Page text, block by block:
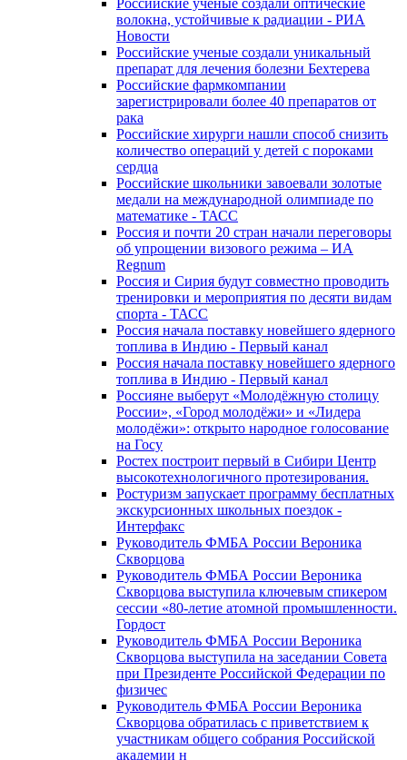
Российские ученые создали оптические
волокна, устойчивые к радиации - РИА
Новости
Российские ученые создали уникальный
препарат для лечения болезни Бехтерева
Российские фармкомпании
зарегистрировали более 40 препаратов от
рака
Российские хирурги нашли способ снизить
количество операций у детей с пороками
сердца
Российские школьники завоевали золотые
медали на международной олимпиаде по
математике - ТАСС
Россия и почти 20 стран начали переговоры
об упрощении визового режима – ИА
Regnum
Россия и Сирия будут совместно проводить
тренировки и мероприятия по десяти видам
спорта - ТАСС
Россия начала поставку новейшего ядерного
топлива в Индию - Первый канал
Россия начала поставку новейшего ядерного
топлива в Индию - Первый канал
Россияне выберут «Молодёжную столицу
России», «Город молодёжи» и «Лидера
молодёжи»: открыто народное голосование
на Госу
Ростех построит первый в Сибири Центр
высокотехнологичного протезирования.
Ростуризм запускает программу бесплатных
экскурсионных школьных поездок -
Интерфакс
Руководитель ФМБА России Вероника
Скворцова
Руководитель ФМБА России Вероника
Скворцова выступила ключевым спикером
сессии «80-летие атомной промышленности.
Гордост
Руководитель ФМБА России Вероника
Скворцова выступила на заседании Совета
при Президенте Российской Федерации по
физичес
Руководитель ФМБА России Вероника
Скворцова обратилась с приветствием к
участникам общего собрания Российской
академии н